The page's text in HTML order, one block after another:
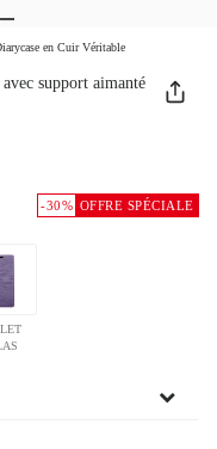
en Cuir Véritable
support aimanté
-30% OFFRE SPÉCIALE